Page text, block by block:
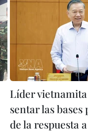
Líder
sentar las bases
de la respuesta